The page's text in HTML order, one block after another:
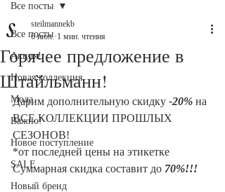
Все посты
Акция!
Новая коллекция
Мода
Важно!
Новое поступление
SALE
Новый бренд
Все посты
Горячее предложение в
Штайльманн!
steilmannekb
6 июл. 1 мин. чтения
Дарим дополнительную скидку -20% на
ВСЕ КОЛЛЕКЦИИ ПРОШЛЫХ
СЕЗОНОВ!
*от последней цены на этикетке
Суммарная скидка составит до 70%!!!